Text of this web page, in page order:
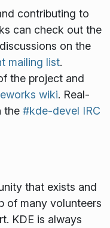
contributing to
can check out the
on the
mailing list.
the project and
wiki. Real-
the #kde-devel IRC
that exists and
of many volunteers
KDE is always